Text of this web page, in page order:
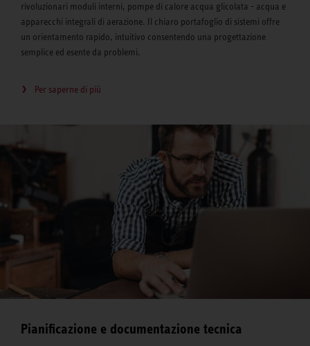
rivoluzionari moduli interni, pompe di calore acqua glicolata - acqua e
apparecchi integrali di aerazione. Il chiaro portafoglio di sistemi offre
un orientamento rapido, intuitivo consentendo una progettazione
semplice ed esente da problemi.
Per saperne di più
Pianificazione e documentazione tecnica